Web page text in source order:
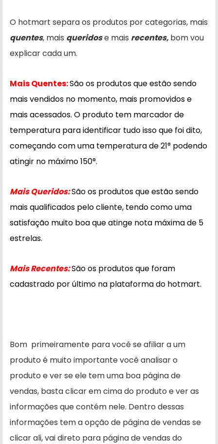
O hotmart separa os produtos por categorias, mais
quentes, mais queridose mais recentes,bom vou
explicar cada um.
Mais Quentes:São os produtos que estão sendo
mais vendidos no momento, mais promovidos e
mais acessados. O produto tem marcador de
temperatura para identificar tudo isso que foi dito,
começando com uma temperatura de 21° podendo
atingir no máximo 150°.
Mais Queridos:São os produtos que estão sendo
mais qualificados pelo cliente, tendo como uma
satisfação muito boa que atinge nota máxima de 5
estrelas.
Mais Recentes:São os produtos que foram
cadastrado por último na plataforma do hotmart.
Bom primeiramente para você se afiliar a um
produto é muito importante você analisar o
produto e ver se ele tem uma boa página de
vendas, basta clicar em cima do produto e ver as
informações que contém nele. Dentro dessas
informações tem a opção de página de vendas se
clicar ali, vai direto para página de vendas do